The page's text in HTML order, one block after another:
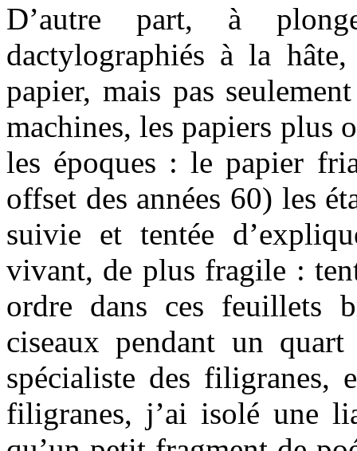
D’autre part, à
dactylographiés à la
papier, mais pas
machines, les papiers plus
les époques : le papier
offset des années 60) les
suivie et tentée
vivant, de plus fragile :
ordre dans ces feuillets
ciseaux pendant un
spécialiste des filigranes,
filigranes, j’ai isolé une